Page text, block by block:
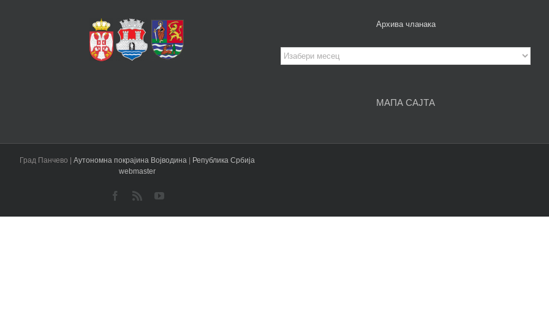
Архива чланака
Архива
чланака
МАПА САЈТА
Град Панчево | Аутономна покрајина Војводина | Република Србија
webmaster
Facebook
Rss YouTube